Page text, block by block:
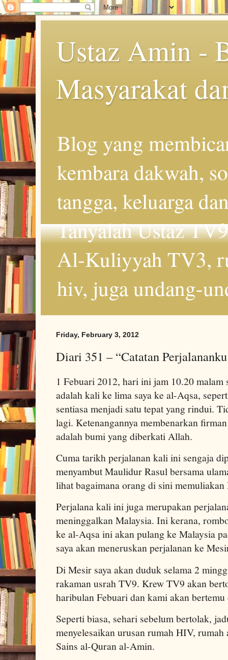
Ustaz Amin -
Masyarakat
Blog yang
kembara dakwah,
tangga, keluarga
Tanyalah Ustaz
Al-Kuliyyah TV3,
hiv, juga undang-
Friday, February 3, 2012
Diari 351 – “Catatan
1 Febuari 2012, hari ini jam 10.20 malam
adalah kali ke lima saya ke al-Aqsa,
sentiasa menjadi satu tepat yang rindui.
lagi. Ketenangannya membenarkan
adalah bumi yang diberkati Allah.
Cuma tarikh perjalanan kali ini sengaja
menyambut Maulidur Rasul bersama
lihat bagaimana orang di sini memuliakan
Perjalana kali ini juga merupakan
meninggalkan Malaysia. Ini kerana,
ke al-Aqsa ini akan pulang ke Malaysia
saya akan meneruskan perjalanan ke
Di Mesir saya akan duduk selama 2
rakaman usrah TV9. Krew TV9 akan
haribulan Febuari dan kami akan bertemu
Seperti biasa, sehari sebelum bertolak,
menyelesaikan urusan rumah HIV,
Sains al-Quran al-Amin.